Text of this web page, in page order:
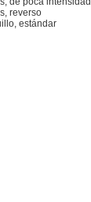
reverso
estándar